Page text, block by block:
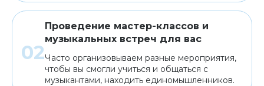
Проведение мастер-классов и
музыкальных встреч для вас
Часто организовываем разные мероприятия,
чтобы вы смогли учиться и общаться с
музыкантами, находить единомышленников.